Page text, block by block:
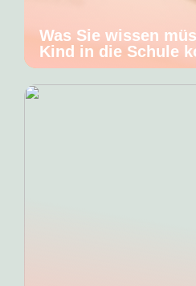
Was Sie wissen
Kind in die Schule